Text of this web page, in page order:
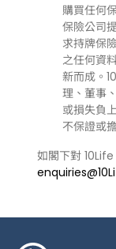
購買任何
保險公司
求持牌保
之任何資
新而成。
理、董事
或損失負
不保證或
如閣下對